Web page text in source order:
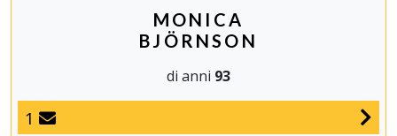
MONICA
BJÖRNSON
di anni 93
1